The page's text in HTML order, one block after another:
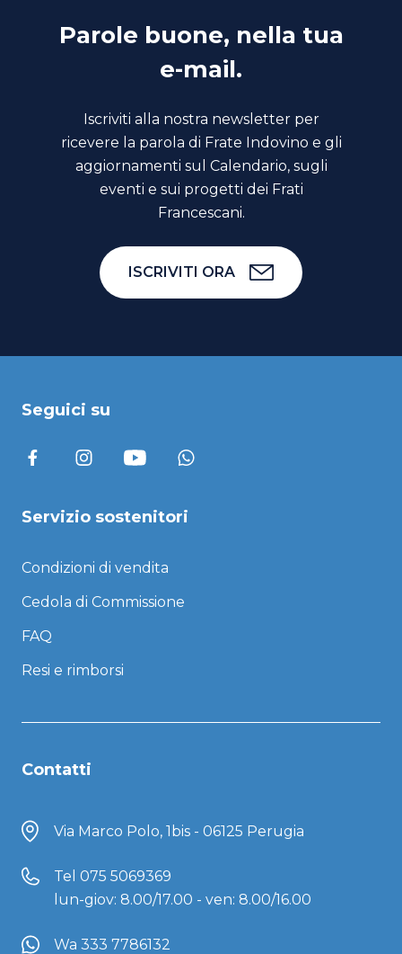
Parole buone, nella tua
e-mail.
Iscriviti alla nostra newsletter per
ricevere la parola di Frate Indovino e gli
aggiornamenti sul Calendario, sugli
eventi e sui progetti dei Frati
Francescani.
ISCRIVITI ORA
Seguici su
Servizio sostenitori
Condizioni di vendita
Cedola di Commissione
FAQ
Resi e rimborsi
Contatti
Via Marco Polo, 1bis - 06125 Perugia
Tel 075 5069369
lun-giov: 8.00/17.00 - ven: 8.00/16.00
Wa 333 7786132